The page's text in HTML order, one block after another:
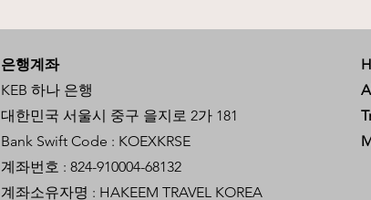
은행계좌
KEB 하나 은행
대한민국 서울시 중구 을지로 2가 181
Bank Swift Code : KOEXKRSE
계좌번호 : 824-910004-68132
계좌소유자명 : HAKEEM TRAVEL KOREA